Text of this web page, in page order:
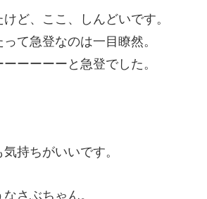
ど、ここ、しんどいです。
て急登なのは一目瞭然。
ーーーーと急登でした。
持ちがいいです。
さぶちゃん。